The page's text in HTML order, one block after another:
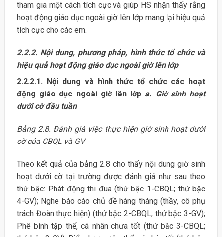
tham gia một cách tích cực và giúp HS nhận thấy rằng
hoạt động giáo dục ngoài giờ lên lớp mang lại hiệu quả
tích cực cho các em.
2.2.2. Nội dung, phương pháp, hình thức tổ chức và
hiệu quả hoạt động giáo dục ngoài giờ lên lớp
2.2.2.1. Nội dung và hình thức tổ chức các hoạt
động giáo dục ngoài giờ lên lớp a. Giờ sinh hoạt
dưới cờ đầu tuần
Bảng 2.8. Đánh giá việc thực hiện giờ sinh hoạt dưới
cờ của CBQL và GV
Theo kết quả của bảng 2.8 cho thấy nội dung giờ sinh
hoạt dưới cờ tại trường được đánh giá như sau theo
thứ bậc: Phát động thi đua (thứ bậc 1-CBQL; thứ bậc
4-GV); Nghe báo cáo chủ đề hàng tháng (thầy, cô phụ
trách Đoàn thực hiện) (thứ bậc 2-CBQL; thứ bậc 3-GV);
Phê bình tập thể, cá nhân chưa tốt (thứ bậc 3-CBQL;